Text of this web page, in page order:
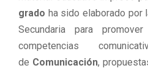
grado ha sido elaborado por
Secundaria para
competencias
de Comunicación,